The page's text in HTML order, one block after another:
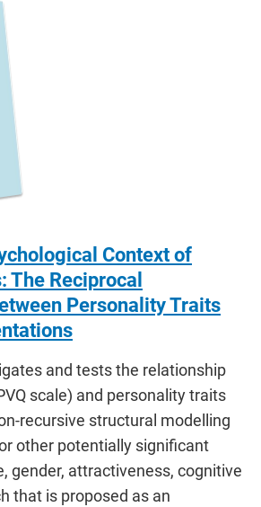
Context of
The Reciprocal
Personality Traits
and tests the relationship
scale) and personality traits
recursive structural modelling
other potentially significant
gender, attractiveness, cognitive
that is proposed as an